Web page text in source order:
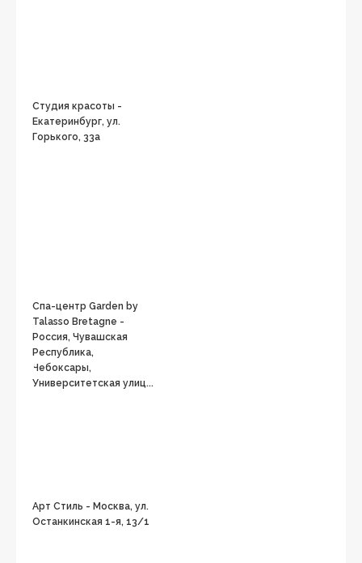
Студия красоты -
Екатеринбург, ул.
Горького, 33а
Спа-центр Garden by
Talasso Bretagne -
Россия, Чувашская
Республика,
Чебоксары,
Университетская улиц...
Арт Стиль - Москва, ул.
Останкинская 1-я, 13/1